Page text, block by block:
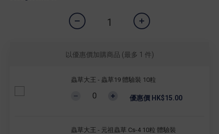
以優惠價加購商品 (最多 1 件)
蟲草大王 - 蟲草19 體驗裝 10粒
優惠價 HK$15.00
蟲草大王 - 元祖蟲草 Cs-4 10粒 體驗裝